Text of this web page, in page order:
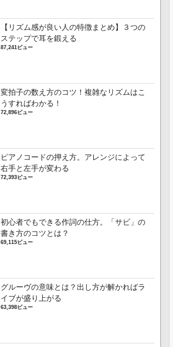
【リズム感が良い人の特徴まとめ】３つの
ステップで耳を鍛える
87,241ビュー
変拍子の数え方のコツ！複雑なリズムはこ
うすればわかる！
72,896ビュー
ピアノコードの押え方。アレンジによって
右手と左手が変わる
72,393ビュー
初心者でもできる作詞の仕方。「サビ」の
書き方のコツとは？
69,115ビュー
グルーヴの意味とは？出し方が解かればラ
イブが盛り上がる
63,398ビュー